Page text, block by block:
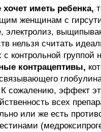
иметь ребенка,
женщинам с
электролиз,
нельзя считать
с контрольной
контрацептивы,
К сожалению, эффект
всех
или же есть